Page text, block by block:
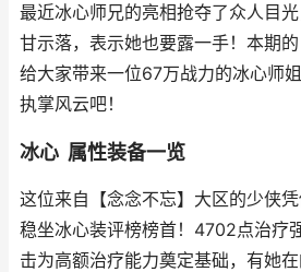
最近冰心师兄的亮相抢夺了众人目
甘示落，表示她也要露一手！本期
给大家带来一位67万战力的冰心师
执掌风云吧！
冰心 属性装备一览
这位来自【念念不忘】大区的少侠
稳坐冰心装评榜榜首！4702点治疗
击为高额治疗能力奠定基础，有她